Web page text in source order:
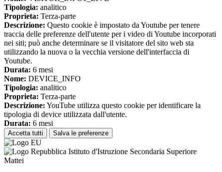
Tipologia: analitico
Proprieta: Terza-parte
Descrizione: Questo cookie è impostato da Youtube per tenere
traccia delle preferenze dell'utente per i video di Youtube incorporati
nei siti; può anche determinare se il visitatore del sito web sta
utilizzando la nuova o la vecchia versione dell'interfaccia di
Youtube.
Durata: 6 mesi
Nome: DEVICE_INFO
Tipologia: analitico
Proprieta: Terza-parte
Descrizione: YouTube utilizza questo cookie per identificare la
tipologia di device utilizzata dall'utente.
Durata: 6 mesi
Accetta tutti Salva le preferenze
Istituto d'Istruzione Secondaria Superiore
Mattei